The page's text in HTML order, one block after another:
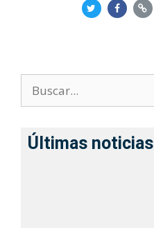
Últimas noticias